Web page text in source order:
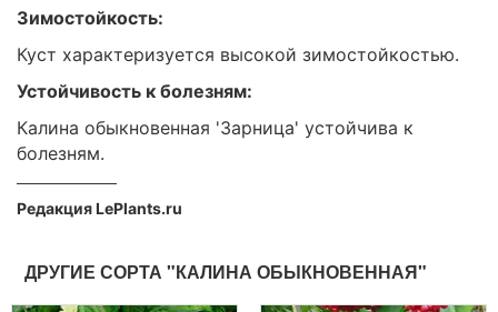
Зимостойкость:
Куст характеризуется высокой зимостойкостью.
Устойчивость к болезням:
Калина обыкновенная 'Зарница' устойчива к
болезням.
Редакция LePlants.ru
ДРУГИЕ СОРТА "КАЛИНА ОБЫКНОВЕННАЯ"